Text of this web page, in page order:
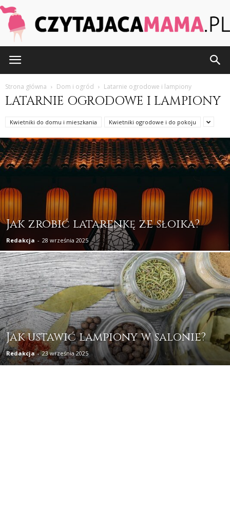
Strona główna Dom i ogród Latarnie ogrodowe i lampiony
LATARNIE OGRODOWE I LAMPIONY
Kwietniki do domu i mieszkania Kwietniki ogrodowe i do pokoju
Jak zrobić latarenkę ze słoika?
Redakcja - 28 września 2025
Jak ustawić lampiony w salonie?
Redakcja - 23 września 2025